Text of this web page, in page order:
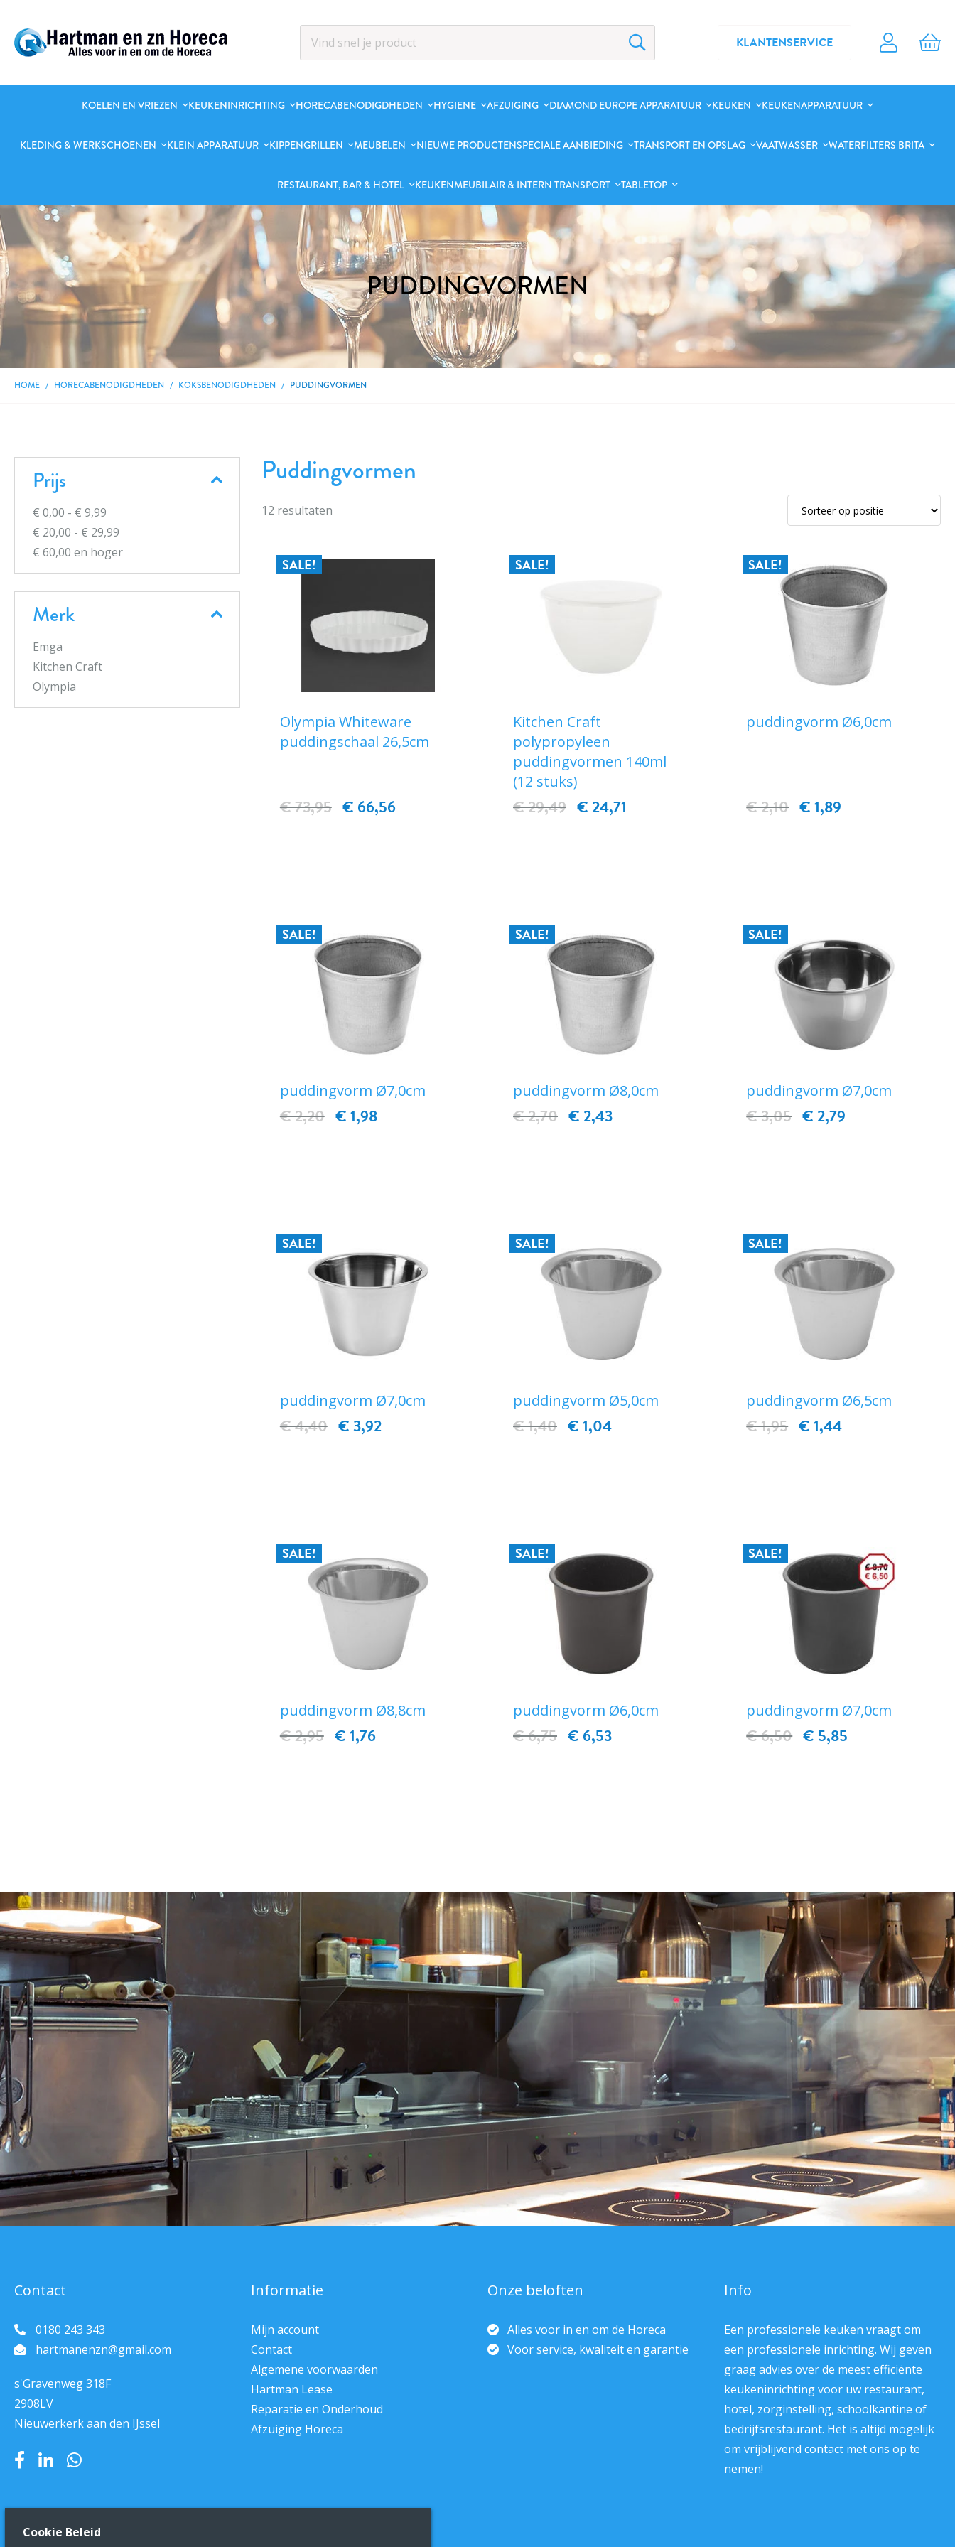
KLANTENSERVICE
KOELEN EN VRIEZEN KEUKENINRICHTING HORECABENODIGDHEDEN HYGIENE AFZUIGING DIAMOND EUROPE APPARATUUR KEUKEN KEUKENAPPARATUUR
KLEDING & WERKSCHOENEN KLEIN APPARATUUR KIPPENGRILLEN MEUBELEN NIEUWE PRODUCTENSPECIALE AANBIEDING TRANSPORT EN OPSLAG VAATWASSER WATERFILTERS BRITA
RESTAURANT, BAR & HOTEL KEUKENMEUBILAIR & INTERN TRANSPORT TABLETOP
PUDDINGVORMEN
HOME HORECABENODIGDHEDEN KOKSBENODIGDHEDEN PUDDINGVORMEN
Puddingvormen
12 resultaten
SALE!
Olympia Whiteware
puddingschaal 26,5cm
€ 66,56
€ 73,95
SALE!
Kitchen Craft
polypropyleen
puddingvormen 140ml
(12 stuks)
€ 24,71
€ 29,49
SALE!
puddingvorm Ø6,0cm
€ 1,89
€ 2,10
SALE!
puddingvorm Ø7,0cm
€ 1,98
€ 2,20
SALE!
puddingvorm Ø8,0cm
€ 2,43
€ 2,70
SALE!
puddingvorm Ø7,0cm
€ 2,79
€ 3,05
SALE!
puddingvorm Ø7,0cm
€ 3,92
€ 4,40
SALE!
puddingvorm Ø5,0cm
€ 1,04
€ 1,40
SALE!
puddingvorm Ø6,5cm
€ 1,44
€ 1,95
SALE!
puddingvorm Ø8,8cm
€ 1,76
€ 2,95
SALE!
puddingvorm Ø6,0cm
€ 6,53
€ 6,75
SALE!
puddingvorm Ø7,0cm
€ 5,85
€ 6,50
Prijs
€ 0,00 - € 9,99
€ 20,00 - € 29,99
€ 60,00 en hoger
Merk
Emga
Kitchen Craft
Olympia
Contact
0180 243 343
hartmanenzn@gmail.com
s'Gravenweg 318F
2908LV
Nieuwerkerk aan den IJssel
Informatie
Mijn account
Contact
Algemene voorwaarden
Hartman Lease
Reparatie en Onderhoud
Afzuiging Horeca
Onze beloften
Alles voor in en om de Horeca
Voor service, kwaliteit en garantie
Info
Een professionele keuken vraagt om
een professionele inrichting. Wij geven
graag advies over de meest efficiënte
keukeninrichting voor uw restaurant,
hotel, zorginstelling, schoolkantine of
bedrijfsrestaurant. Het is altijd mogelijk
om vrijblijvend contact met ons op te
nemen!
Cookie Beleid